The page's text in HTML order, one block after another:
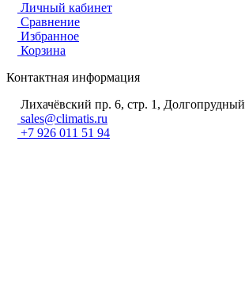
Личный кабинет
Сравнение
Избранное
Корзина
Контактная информация
Лихачёвский пр. 6, стр. 1, Долгопрудный
sales@climatis.ru
+7 926 011 51 94